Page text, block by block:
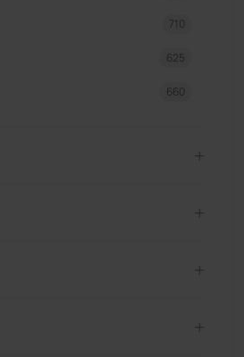
710
625
660